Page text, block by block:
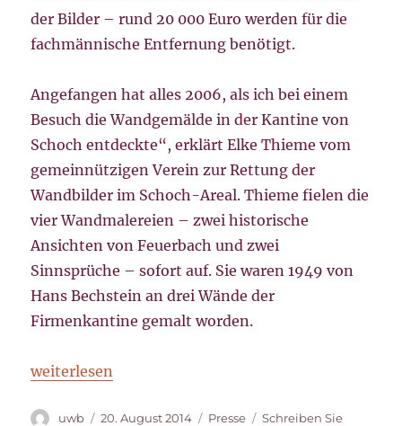
der Bilder – rund 20 000 Euro werden für die
fachmännische Entfernung benötigt.
Angefangen hat alles 2006, als ich bei einem
Besuch die Wandgemälde in der Kantine von
Schoch entdeckte“, erklärt Elke Thieme vom
gemeinnützigen Verein zur Rettung der
Wandbilder im Schoch-Areal. Thieme fielen die
vier Wandmalereien – zwei historische
Ansichten von Feuerbach und zwei
Sinnsprüche – sofort auf. Sie waren 1949 von
Hans Bechstein an drei Wände der
Firmenkantine gemalt worden.
„20.000 Euro zur Rettung der Schoch-Wandbilder“
weiterlesen
Autor
uwb
Veröffentlicht
20. August 2014 Kategorien
Presse
Schreiben Sie